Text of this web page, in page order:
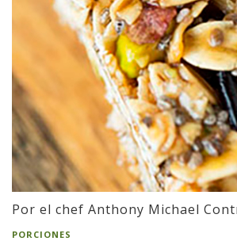
Por el chef Anthony Michael
PORCIONES